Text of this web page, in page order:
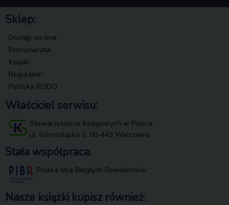
Sklep:
Dostęp on-line
Prenumerata
Książki
Regulamin
Polityka RODO
Właściciel serwisu:
Stowarzyszenie Księgowych w Polsce
ul. Górnośląska 5, 00-443 Warszawa
Stała współpraca:
Polska Izba Biegłych Rewidentów
Nasze książki kupisz również: